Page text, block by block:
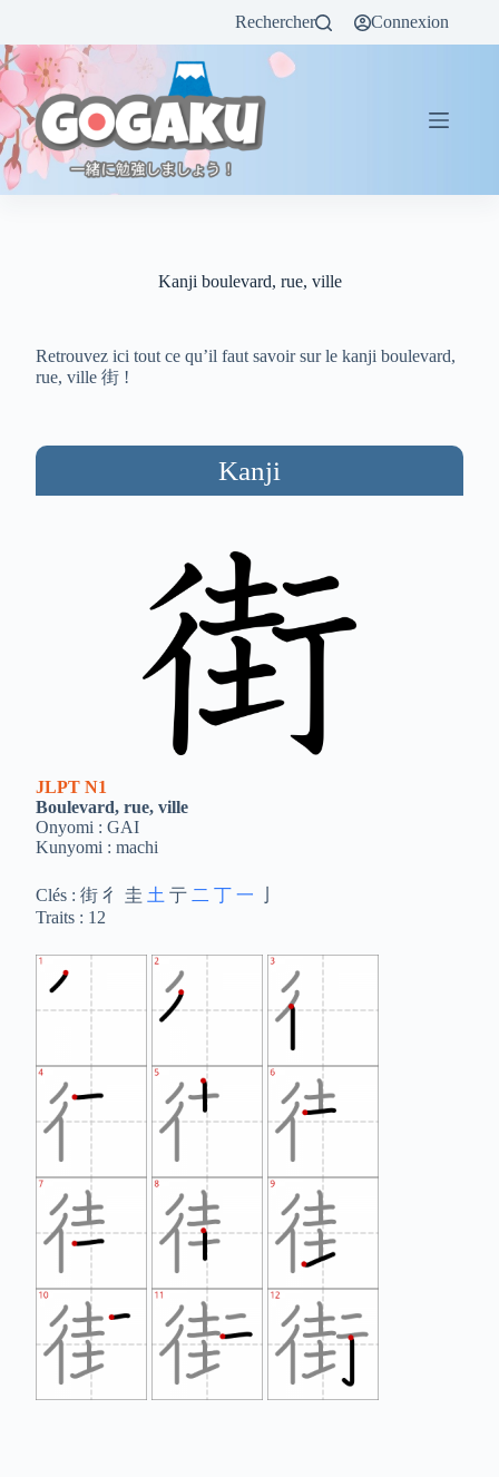
Rechercher Connexion
Kanji boulevard, rue, ville
Retrouvez ici tout ce qu’il faut savoir sur le kanji boulevard,
rue, ville 街 !
Kanji
JLPT N1
Boulevard, rue, ville
Onyomi : GAI
Kunyomi : machi
Clés : 街 彳 圭 土 亍 二 丁 一
Traits : 12